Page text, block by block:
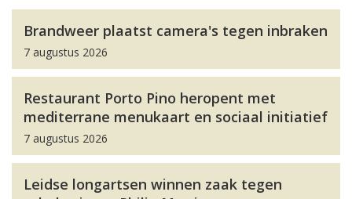
Brandweer plaatst camera's tegen inbraken
7 augustus 2026
Restaurant Porto Pino heropent met
mediterrane menukaart en sociaal initiatief
7 augustus 2026
Leidse longartsen winnen zaak tegen